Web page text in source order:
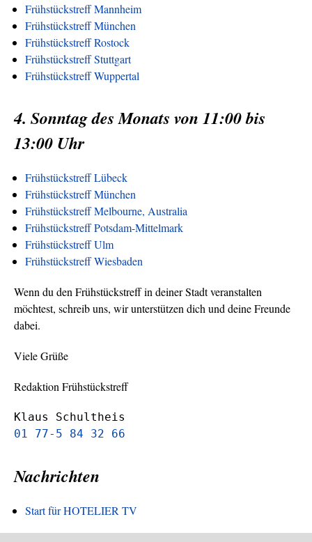
Frühstückstreff Mannheim
Frühstückstreff München
Frühstückstreff Rostock
Frühstückstreff Stuttgart
Frühstückstreff Wuppertal
4. Sonntag des Monats von 11:00 bis
13:00 Uhr
Frühstückstreff Lübeck
Frühstückstreff München
Frühstückstreff Melbourne, Australia
Frühstückstreff Potsdam-Mittelmark
Frühstückstreff Ulm
Frühstückstreff Wiesbaden
Wenn du den Frühstückstreff in deiner Stadt veranstalten
möchtest, schreib uns, wir unterstützen dich und deine Freunde
dabei.
Viele Grüße
Redaktion Frühstückstreff
Klaus Schultheis
01 77-5 84 32 66
Nachrichten
Start für HOTELIER TV